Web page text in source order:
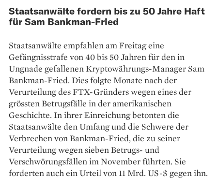
Staatsanwälte fordern bis zu 50 Jahre Haft
für Sam Bankman-Fried
Staatsanwälte empfahlen am Freitag eine
Gefängnisstrafe von 40 bis 50 Jahren für den in
Ungnade gefallenen Kryptowährungs-Manager Sam
Bankman-Fried. Dies folgte Monate nach der
Verurteilung des FTX-Gründers wegen eines der
grössten Betrugsfälle in der amerikanischen
Geschichte. In ihrer Einreichung betonten die
Staatsanwälte den Umfang und die Schwere der
Verbrechen von Bankman-Fried, die zu seiner
Verurteilung wegen sieben Betrugs- und
Verschwörungsfällen im November führten. Sie
forderten auch ein Urteil von 11 Mrd. US-$ gegen ihn.